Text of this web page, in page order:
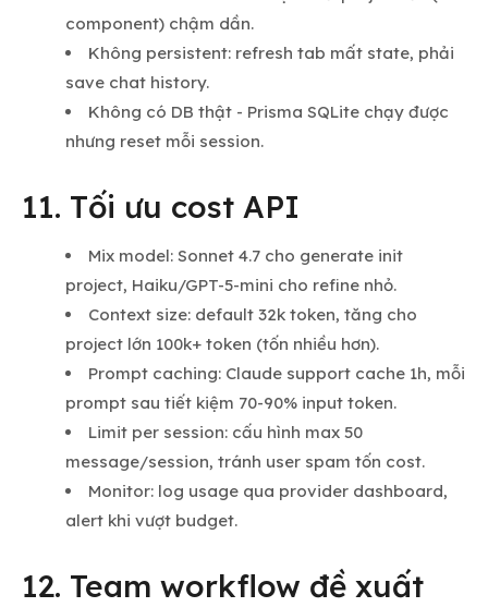
component) chậm dần.
Không persistent: refresh tab mất state, phải
save chat history.
Không có DB thật - Prisma SQLite chạy được
nhưng reset mỗi session.
11. Tối ưu cost API
Mix model: Sonnet 4.7 cho generate init
project, Haiku/GPT-5-mini cho refine nhỏ.
Context size: default 32k token, tăng cho
project lớn 100k+ token (tốn nhiều hơn).
Prompt caching: Claude support cache 1h, mỗi
prompt sau tiết kiệm 70-90% input token.
Limit per session: cấu hình max 50
message/session, tránh user spam tốn cost.
Monitor: log usage qua provider dashboard,
alert khi vượt budget.
12. Team workflow đề xuất